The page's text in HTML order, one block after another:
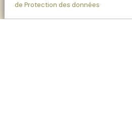
de Protection des données